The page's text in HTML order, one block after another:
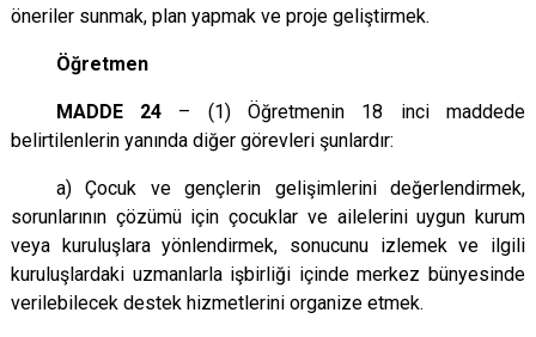
öneriler sunmak, plan yapmak ve proje geliştirmek.
Öğretmen
MADDE 24 – (1) Öğretmenin 18 inci maddede
belirtilenlerin yanında diğer görevleri şunlardır:
a) Çocuk ve gençlerin gelişimlerini değerlendirmek,
sorunlarının çözümü için çocuklar ve ailelerini uygun kurum
veya kuruluşlara yönlendirmek, sonucunu izlemek ve ilgili
kuruluşlardaki uzmanlarla işbirliği içinde merkez bünyesinde
verilebilecek destek hizmetlerini organize etmek.